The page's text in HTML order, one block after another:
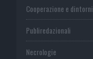
Cooperazione e dintorni
Publiredazionali
Necrologie